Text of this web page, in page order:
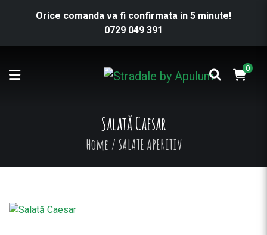
Orice comanda va fi confirmata in 5 minute!
0729 049 391
0
Salată Caesar
Home / SALATE APERITIV